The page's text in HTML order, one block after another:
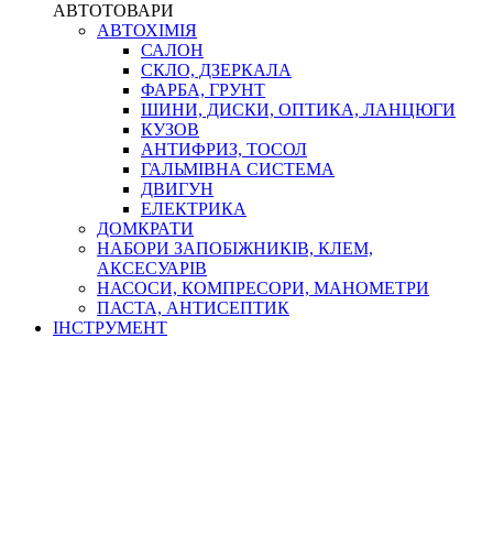
АВТОТОВАРИ
АВТОХІМІЯ
САЛОН
СКЛО, ДЗЕРКАЛА
ФАРБА, ГРУНТ
ШИНИ, ДИСКИ, ОПТИКА, ЛАНЦЮГИ
КУЗОВ
АНТИФРИЗ, ТОСОЛ
ГАЛЬМІВНА СИСТЕМА
ДВИГУН
ЕЛЕКТРИКА
ДОМКРАТИ
НАБОРИ ЗАПОБІЖНИКІВ, КЛЕМ,
АКСЕСУАРІВ
НАСОСИ, КОМПРЕСОРИ, МАНОМЕТРИ
ПАСТА, АНТИСЕПТИК
ІНСТРУМЕНТ